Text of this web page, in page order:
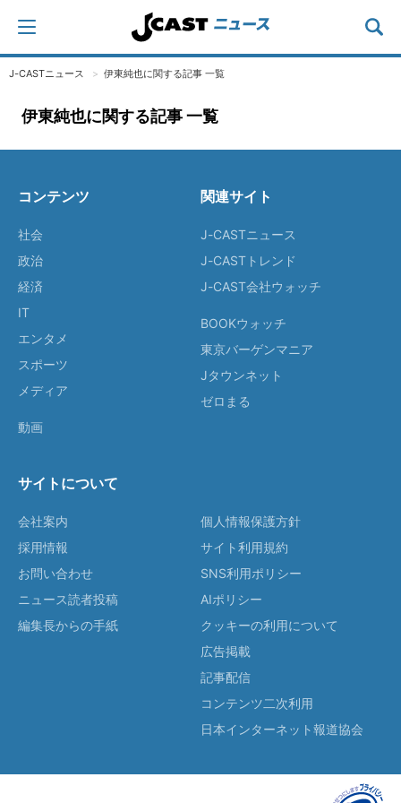
J-CASTニュース 伊東純也に関する記事 一覧
伊東純也に関する記事 一覧
コンテンツ
社会
政治
経済
IT
エンタメ
スポーツ
メディア
動画
関連サイト
J-CASTニュース
J-CASTトレンド
J-CAST会社ウォッチ
BOOKウォッチ
東京バーゲンマニア
Jタウンネット
ゼロまる
サイトについて
会社案内
採用情報
お問い合わせ
ニュース読者投稿
編集長からの手紙
個人情報保護方針
サイト利用規約
SNS利用ポリシー
AIポリシー
クッキーの利用について
広告掲載
記事配信
コンテンツ二次利用
日本インターネット報道協会